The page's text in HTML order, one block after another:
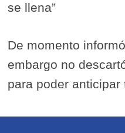
se llena”
De momento
embargo no
para poder anticipar